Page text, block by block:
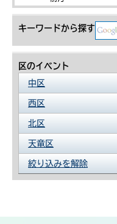
キーワードから探す
区のイベント
中区
西区
北区
天竜区
絞り込みを解除